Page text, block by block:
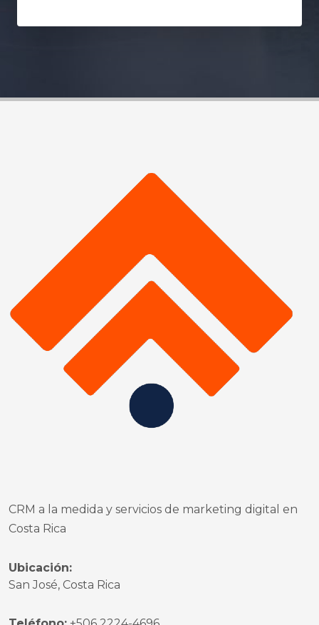
CRM a la medida y servicios de marketing digital en
Costa Rica
Ubicación:
San José, Costa Rica